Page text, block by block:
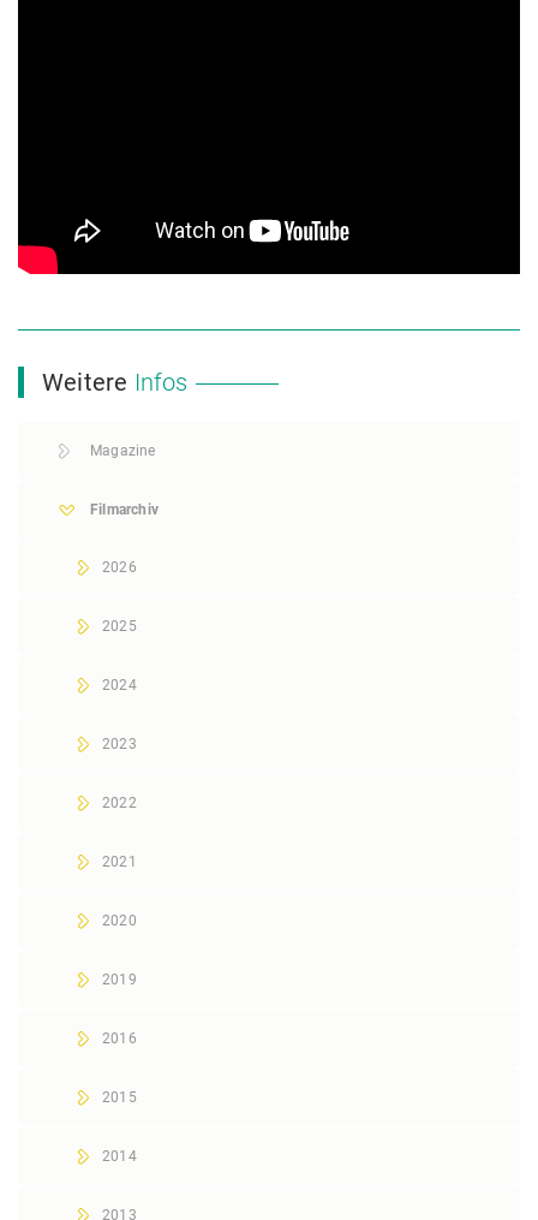
Weitere Infos
Magazine
Filmarchiv
2026
2025
2024
2023
2022
2021
2020
2019
2016
2015
2014
2013